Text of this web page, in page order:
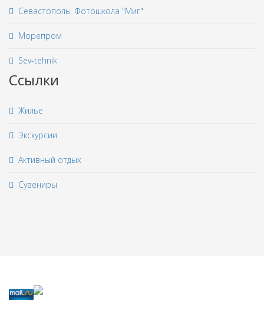
Севастополь. Фотошкола "Миг"
Морепром
Sev-tehnik
Ссылки
Жилье
Экскурсии
Активный отдых
Сувениры